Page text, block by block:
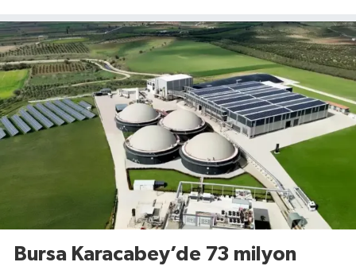
Bursa Karacabey’de 73 milyon